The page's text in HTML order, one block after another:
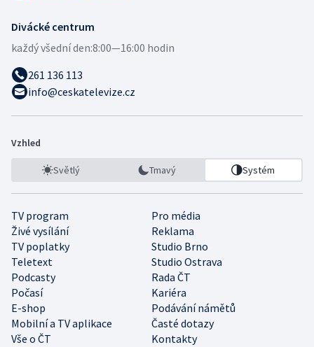
Divácké centrum
každý všední den:8:00—16:00 hodin
261 136 113
info@ceskatelevize.cz
Vzhled
Světlý Tmavý Systém
TV program
Pro média
Živé vysílání
Reklama
TV poplatky
Studio Brno
Teletext
Studio Ostrava
Podcasty
Rada ČT
Počasí
Kariéra
E-shop
Podávání námětů
Mobilní a TV aplikace
Časté dotazy
Vše o ČT
Kontakty